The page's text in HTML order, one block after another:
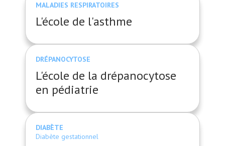
MALADIES RESPIRATOIRES
L'école de l'asthme
DRÉPANOCYTOSE
L'école de la drépanocytose
en pédiatrie
DIABÈTE
Diabète gestationnel